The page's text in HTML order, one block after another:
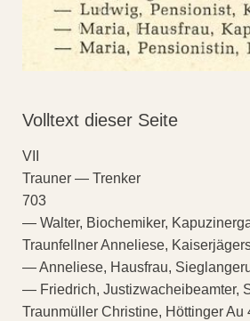
Volltext dieser Seite
VII
Trauner — Trenker
703
— Walter, Biochemiker,
Traunfellner Anneliese,
— Anneliese, Hausfrau,
— Friedrich, Justizwacheibeamter,
Traunmüller Christine, Höttinger Au